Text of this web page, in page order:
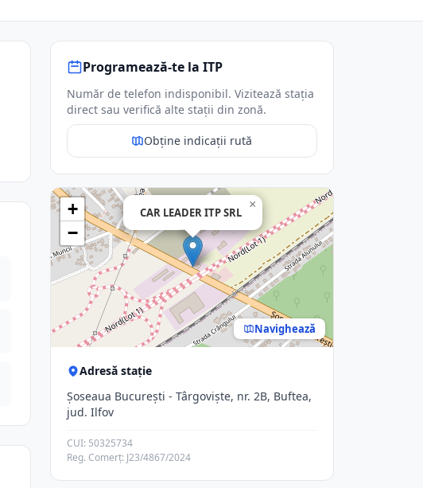
Programează-te la ITP
Număr de telefon indisponibil. Vizitează stația
direct sau verifică alte stații din zonă.
Obține indicații rută
CAR LEADER ITP SRL
×
+
−
Navighează
Adresă stație
Șoseaua București - Târgoviște, nr. 2B, Buftea,
jud. Ilfov
CUI: 50325734
Reg. Comerț: J23/4867/2024